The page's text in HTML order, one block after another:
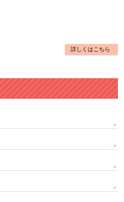
詳しくはこちら